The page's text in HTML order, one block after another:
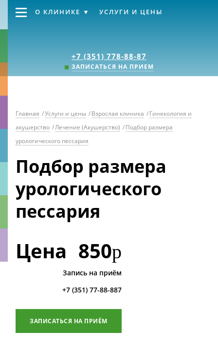
+7 (351) 778-88-87
ЗАПИСАТЬСЯ НА ПРИЕМ
О КЛИНИКЕ УСЛУГИ И ЦЕНЫ
Главная /Услуги и цены /Взрослая клиника /Гинекология и
акушерство /Лечение (Акушерство) /Подбор размера
урологического пессария
Подбор размера
урологического
пессария
Цена 850р
Запись на приём
+7 (351) 77-88-887
ЗАПИСАТЬСЯ НА ПРИЁМ